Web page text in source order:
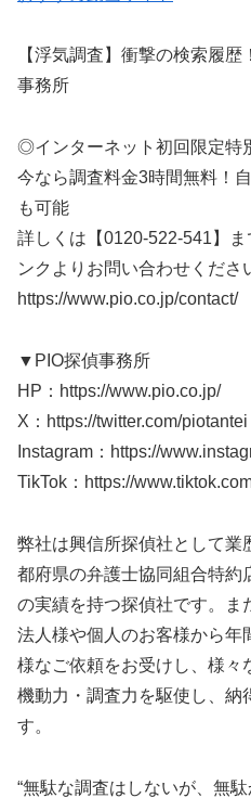
【浮気調査】衝撃の検索履
事務所
◎インターネット初回限定特
今なら調査料金3時間無料！
も可能
詳しくは【0120-522-541】
ンクよりお問い合わせくださ
https://www.pio.co.jp/contact/
▼PIO探偵事務所
HP：https://www.pio.co.jp/
X：https://twitter.com/piotantei
Instagram：https://
TikTok：https://
弊社は興信所探偵社として業
都府県の弁護士協同組合特約
の実績を持つ探偵社です。ま
法人様や個人のお客様から年
様なご依頼をお受けし、様々
機動力・調査力を駆使し、納
す。
“無駄な調査はしないが、無